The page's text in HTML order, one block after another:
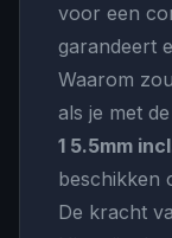
voor een
garandeert
Waarom
als je met de
1 5.5mm
beschikken
De kracht